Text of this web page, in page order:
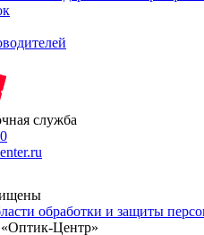
служба
обработки и защиты
Центр»